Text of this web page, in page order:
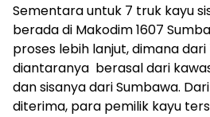
Sementara untuk 7 truk kayu
berada di Makodim 1607
proses lebih lanjut, dimana
diantaranya berasal dari
dan sisanya dari Sumbawa.
diterima, para pemilik kayu